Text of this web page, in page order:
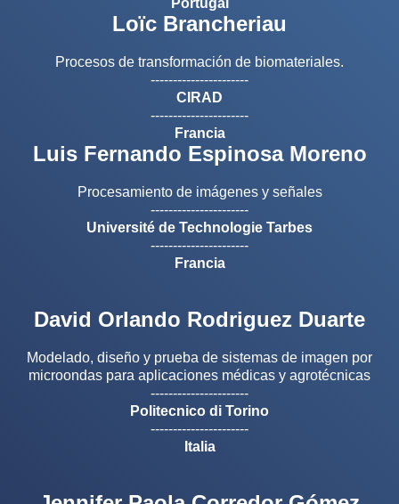
Loïc Brancheriau
Procesos de transformación de biomateriales.
----------------------
CIRAD
----------------------
Francia
Luis Fernando Espinosa Moreno
Procesamiento de imágenes y señales
----------------------
Université de Technologie Tarbes
----------------------
Francia
David Orlando Rodriguez Duarte
Modelado, diseño y prueba de sistemas de imagen por
microondas para aplicaciones médicas y agrotécnicas
----------------------
Politecnico di Torino
----------------------
Italia